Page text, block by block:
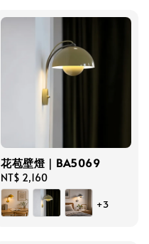
花苞壁燈｜BA5069
Regular
price
NT$ 2,160
+3